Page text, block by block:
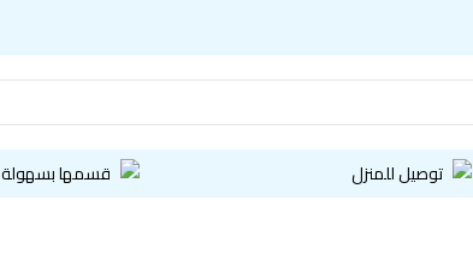
توصيل للمنزل قسمها بسهولة